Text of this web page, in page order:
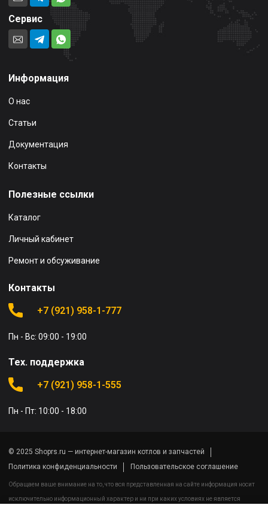
Сервис
Информация
О нас
Статьи
Документация
Контакты
Полезные ссылки
Каталог
Личный кабинет
Ремонт и обсуживание
Контакты
+7 (921) 958-1-777
Пн - Вс: 09:00 - 19:00
Тех. поддержка
+7 (921) 958-1-555
Пн - Пт: 10:00 - 18:00
© 2025 Shoprs.ru — интернет-магазин котлов и запчастей
Политика конфиденциальности
Пользовательское соглашение
Обращаем ваше внимание на то, что вся представленная на сайте информация носит
исключительно информационный характер и ни при каких условиях не является